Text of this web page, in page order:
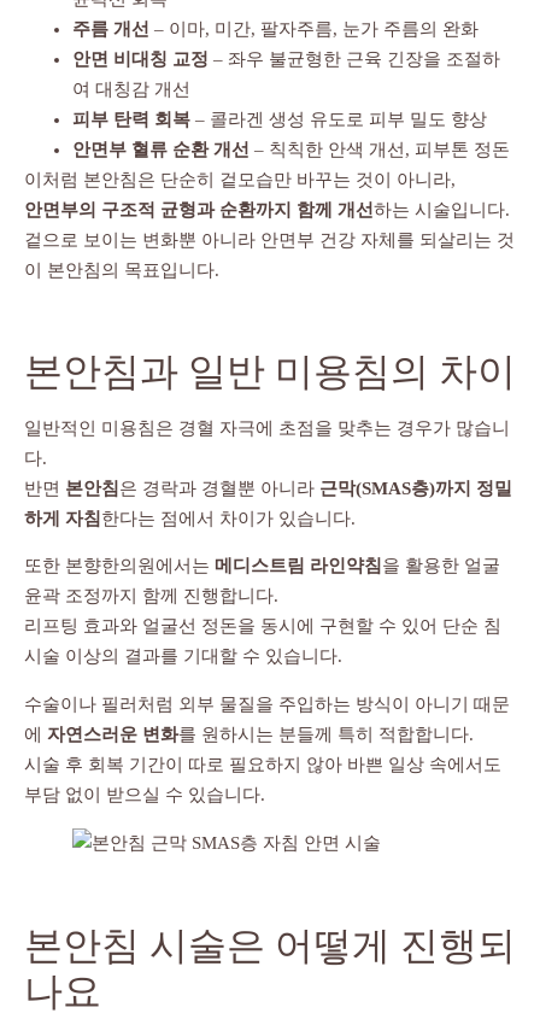
주름 개선 – 이마, 미간, 팔자주름, 눈가 주름의 완화
안면 비대칭 교정 – 좌우 불균형한 근육 긴장을 조절하
여 대칭감 개선
피부 탄력 회복 – 콜라겐 생성 유도로 피부 밀도 향상
안면부 혈류 순환 개선 – 칙칙한 안색 개선, 피부톤 정돈
이처럼 본안침은 단순히 겉모습만 바꾸는 것이 아니라,
안면부의 구조적 균형과 순환까지 함께 개선하는 시술입니다.
겉으로 보이는 변화뿐 아니라 안면부 건강 자체를 되살리는 것
이 본안침의 목표입니다.
본안침과 일반 미용침의 차이
일반적인 미용침은 경혈 자극에 초점을 맞추는 경우가 많습니
다.
반면 본안침 은 경락과 경혈뿐 아니라 근막(SMAS층)까지 정밀
하게 자침 한다는 점에서 차이가 있습니다.
또한 본향한의원에서는 메디스트림 라인약침 을 활용한 얼굴
윤곽 조정까지 함께 진행합니다.
리프팅 효과와 얼굴선 정돈을 동시에 구현할 수 있어 단순 침
시술 이상의 결과를 기대할 수 있습니다.
수술이나 필러처럼 외부 물질을 주입하는 방식이 아니기 때문
에 자연스러운 변화를 원하시는 분들께 특히 적합합니다.
시술 후 회복 기간이 따로 필요하지 않아 바쁜 일상 속에서도
부담 없이 받으실 수 있습니다.
본안침 시술은 어떻게 진행되
나요